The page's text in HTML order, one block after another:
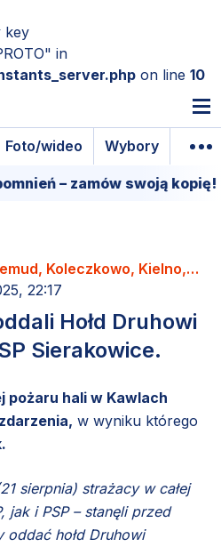
key
in
on line 10
Foto/wideo Wybory
– zamów swoją kopię!
Koleczkowo, Kielno,
Kamień, Będargowo,
Jeleńska Huta,
Kowalewo, Leśno,
Rębiska, Szemudzka
22:17
Hołd Druhowi
Sierakowice.
pożaru hali w Kawlach
w wyniku którego
sierpnia) strażacy w całej
jak i PSP – stanęli przed
oddać hołd Druhowi